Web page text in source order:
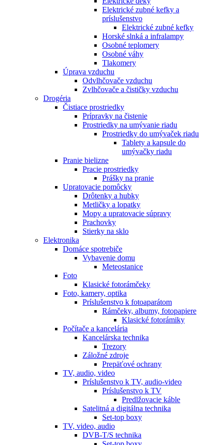
Elektrické zubné kefky a
príslušenstvo
Elektrické zubné kefky
Horské slnká a infralampy
Osobné teplomery
Osobné váhy
Tlakomery
Úprava vzduchu
Odvlhčovače vzduchu
Zvlhčovače a čističky vzduchu
Drogéria
Čistiace prostriedky
Prípravky na čistenie
Prostriedky na umývanie riadu
Prostriedky do umývaček riadu
Tablety a kapsule do
umývačky riadu
Pranie bielizne
Pracie prostriedky
Prášky na pranie
Upratovacie pomôcky
Drôtenky a hubky
Metličky a lopatky
Mopy a upratovacie súpravy
Prachovky
Stierky na sklo
Elektronika
Domáce spotrebiče
Vybavenie domu
Meteostanice
Foto
Klasické fotorámčeky
Foto, kamery, optika
Príslušenstvo k fotoaparátom
Rámčeky, albumy, fotopapiere
Klasické fotorámiky
Počítače a kancelária
Kancelárska technika
Trezory
Záložné zdroje
Prepäťové ochrany
TV, audio, video
Príslušenstvo k TV, audio-video
Príslušenstvo k TV
Predlžovacie káble
Satelitná a digitálna technika
Set-top boxy
TV, video, audio
DVB-T/S technika